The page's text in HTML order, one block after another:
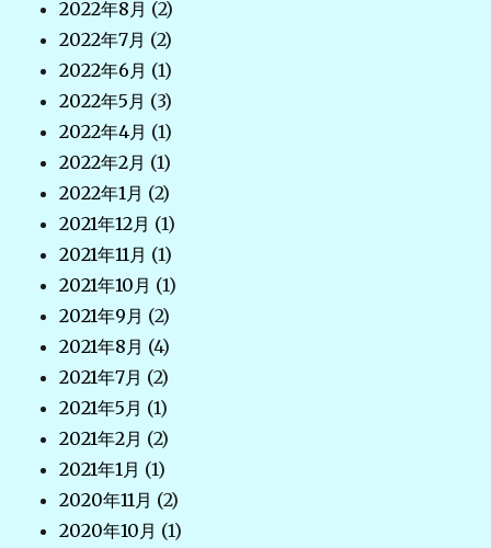
2022年8月 (2)
2022年7月 (2)
2022年6月 (1)
2022年5月 (3)
2022年4月 (1)
2022年2月 (1)
2022年1月 (2)
2021年12月 (1)
2021年11月 (1)
2021年10月 (1)
2021年9月 (2)
2021年8月 (4)
2021年7月 (2)
2021年5月 (1)
2021年2月 (2)
2021年1月 (1)
2020年11月 (2)
2020年10月 (1)